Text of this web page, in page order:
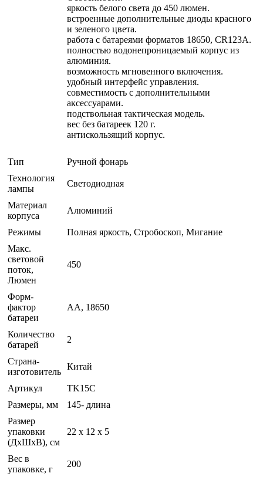
яркость белого света до 450 люмен.
встроенные дополнительные диоды красного
и зеленого цвета.
работа с батареями форматов 18650, CR123A.
полностью водонепроницаемый корпус из
алюминия.
возможность мгновенного включения.
удобный интерфейс управления.
совместимость с дополнительными
аксессуарами.
подствольная тактическая модель.
вес без батареек 120 г.
антискользящий корпус.
Тип
Ручной фонарь
Технология
лампы
Светодиодная
Материал
корпуса
Алюминий
Режимы
Полная яркость, Стробоскоп, Мигание
Макс.
световой
поток,
Люмен
450
Форм-
фактор
батареи
AA, 18650
Количество
батарей
2
Страна-
изготовитель
Китай
Артикул
TK15C
Размеры, мм
145- длина
Размер
упаковки
(ДхШхВ), см
22 x 12 x 5
Вес в
упаковке, г
200